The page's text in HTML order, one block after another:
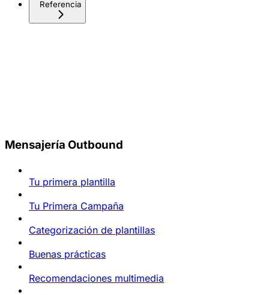
Referencia
Mensajería Outbound
Tu primera plantilla
Tu Primera Campaña
Categorización de plantillas
Buenas prácticas
Recomendaciones multimedia